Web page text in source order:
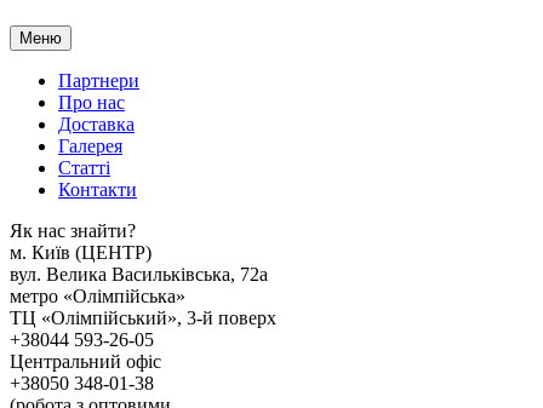
Меню
Партнери
Про нас
Доставка
Галерея
Статтi
Контакти
Як наc знайти?
м. Киïв (ЦЕНТР)
вул. Велика Васильківська, 72а
метро «Олімпійська»
ТЦ «Олімпійський», 3-й поверх
+38044 593-26-05
Центральний офіс
+38050 348-01-38